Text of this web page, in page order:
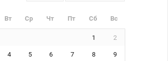
Вт Ср Чт Пт Сб Вс
1 2
4 5 6 7 8 9